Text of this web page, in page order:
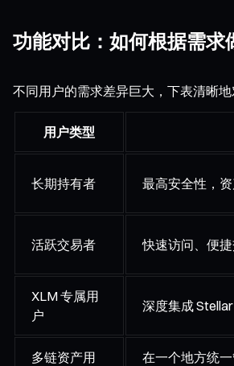
功能对比：如何根据需求
不同用户的需求差异巨大，下表清晰
用户类型
长期持有者 最高安全性，
活跃交易者 快速访问、便
XLM 专属用
户
深度集成
多链资产用
在一个地方统